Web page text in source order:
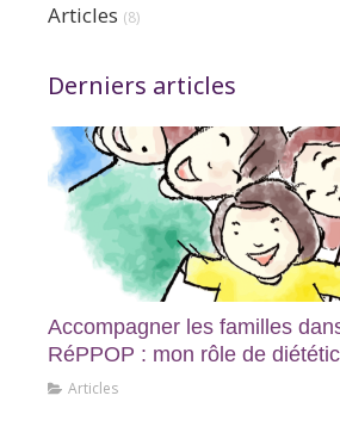
Articles (8)
Derniers articles
Accompagner les familles
RéPPOP : mon rôle de
Articles